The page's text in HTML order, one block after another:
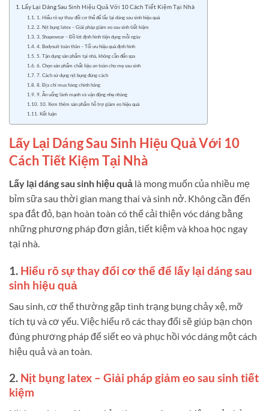
Lấy Lại Dáng Sau Sinh Hiệu Quả Với 10 Cách Tiết Kiệm Tại Nhà
1. Hiểu rõ sự thay đổi cơ thể để lấy lại dáng sau sinh hiệu quả
2. Nịt bụng latex – Giải pháp giảm eo sau sinh tiết kiệm
3. Shapewear – Đồ lót định hình tiện dụng mỗi ngày
4. Bodysuit toàn thân – Tối ưu hiệu quả định hình
5. Tận dụng sản phẩm tại nhà, không cần đến spa
6. Chọn sản phẩm chất liệu an toàn cho mẹ sau sinh
7. Cách sử dụng nịt bụng đúng cách
8. Địa chỉ mua hàng chính hãng
9. Ăn uống lành mạnh và vận động nhẹ nhàng
10. Xem thêm sản phẩm hỗ trợ giảm eo hiệu quả
Kết luận
Lấy Lại Dáng Sau Sinh Hiệu Quả Với 10
Cách Tiết Kiệm Tại Nhà
Lấy lại dáng sau sinh hiệu quả là mong muốn của nhiều mẹ
bỉm sữa sau thời gian mang thai và sinh nở. Không cần đến
spa đắt đỏ, bạn hoàn toàn có thể cải thiện vóc dáng bằng
những phương pháp đơn giản, tiết kiệm và khoa học ngay
tại nhà.
1. Hiểu rõ sự thay đổi cơ thể để lấy lại dáng sau
sinh hiệu quả
Sau sinh, cơ thể thường gặp tình trạng bụng chảy xệ, mỡ
tích tụ và cơ yếu. Việc hiểu rõ các thay đổi sẽ giúp bạn chọn
đúng phương pháp để siết eo và phục hồi vóc dáng một cách
hiệu quả và an toàn.
2. Nịt bụng latex – Giải pháp giảm eo sau sinh tiết
kiệm